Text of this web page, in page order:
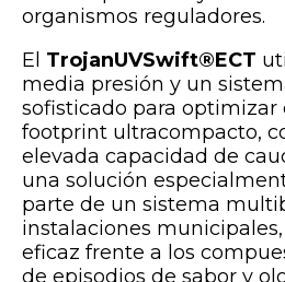
organismos reguladores.
El TrojanUVSwift®ECT
media presión y un
sofisticado para optimizar
footprint ultracompacto,
elevada capacidad de
una solución
parte de un sistema
instalaciones
eficaz frente a los
de episodios de sabor y